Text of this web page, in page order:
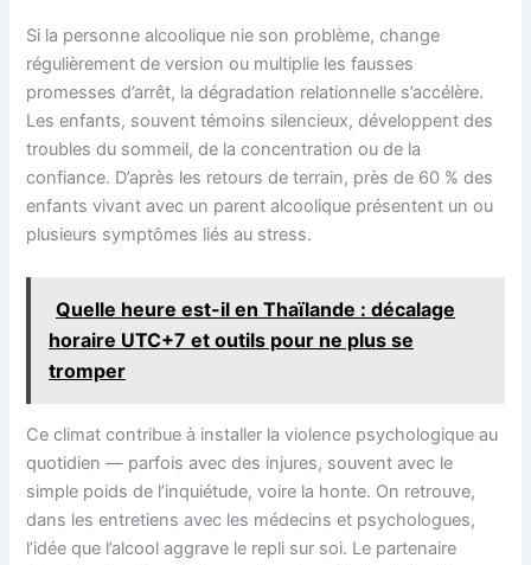
Si la personne alcoolique nie son problème, change
régulièrement de version ou multiplie les fausses
promesses d’arrêt, la dégradation relationnelle s’accélère.
Les enfants, souvent témoins silencieux, développent des
troubles du sommeil, de la concentration ou de la
confiance. D’après les retours de terrain, près de 60 % des
enfants vivant avec un parent alcoolique présentent un ou
plusieurs symptômes liés au stress.
Quelle heure est-il en Thaïlande : décalage
horaire UTC+7 et outils pour ne plus se
tromper
Ce climat contribue à installer la violence psychologique au
quotidien — parfois avec des injures, souvent avec le
simple poids de l’inquiétude, voire la honte. On retrouve,
dans les entretiens avec les médecins et psychologues,
l’idée que l’alcool aggrave le repli sur soi. Le partenaire